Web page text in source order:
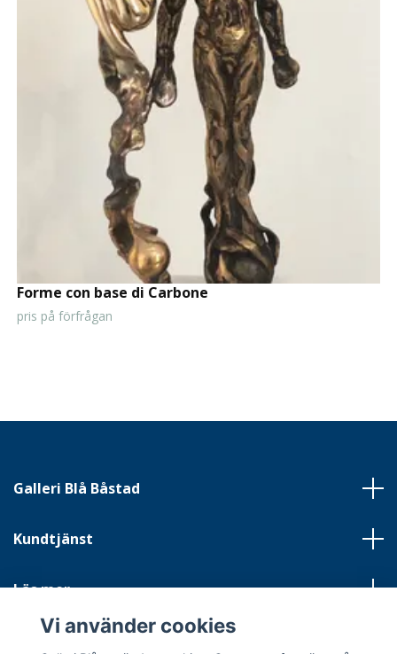
Forme con base di Carbone
pris på förfrågan
Galleri Blå Båstad
Kundtjänst
Läs mer
Sociala medier
Vi använder cookies